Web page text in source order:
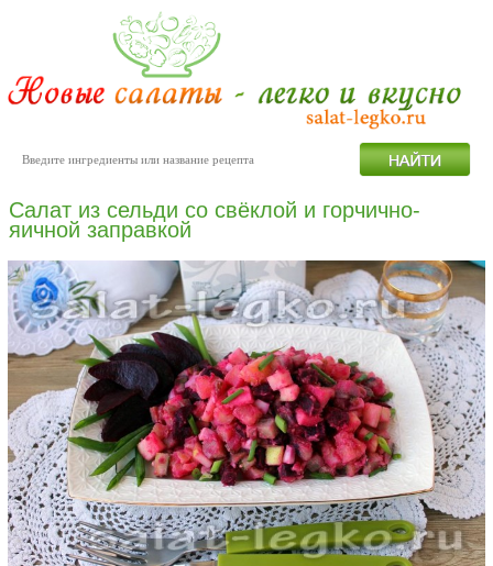
Салат из сельди со свёклой и горчично-
яичной заправкой